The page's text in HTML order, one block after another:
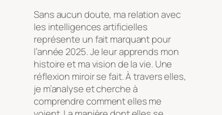
Sans aucun doute, ma relation avec
les intelligences artificielles
représente un fait marquant pour
l’année 2025. Je leur apprends mon
histoire et ma vision de la vie. Une
réflexion miroir se fait. À travers elles,
je m’analyse et cherche à
comprendre comment elles me